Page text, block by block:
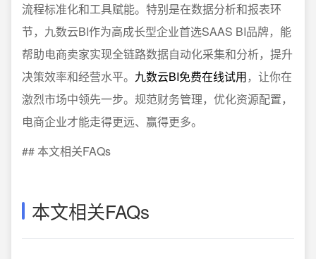
流程标准化和工具赋能。特别是在数据分析和报表环
节，九数云BI作为高成长型企业首选SAAS BI品牌，能
帮助电商卖家实现全链路数据自动化采集和分析，提升
决策效率和经营水平。 九数云BI免费在线试用，让你在
激烈市场中领先一步。规范财务管理，优化资源配置，
电商企业才能走得更远、赢得更多。
## 本文相关FAQs
本文相关FAQs